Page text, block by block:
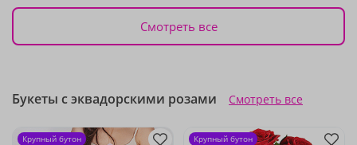
Смотреть все
Букеты с эквадорскими розами Смотреть все
Крупный бутон Крупный бутон